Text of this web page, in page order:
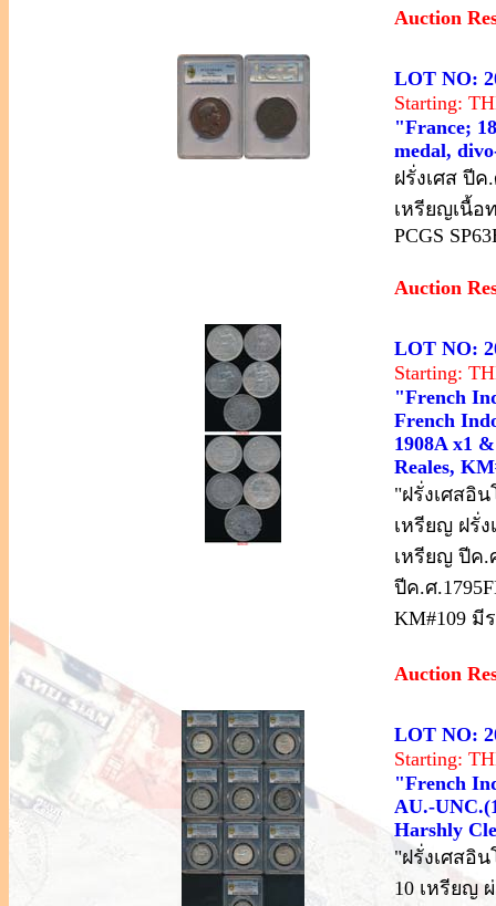
Auction
LOT NO:
Starting:
"France;
medal,
ฝรั่งเศส ปี
เหรียญเนื้อ
PCGS
Auction
LOT NO:
Starting:
"French
French
1908A x1
Reales,
"ฝรั่งเศสอิ
เหรียญ ฝรั่
เหรียญ ปีค.
ปีค.ศ
KM#109 มี
Auction
LOT NO:
Starting:
"French
AU.-
Harshly
"ฝรั่งเศสอิ
10 เหรียญ